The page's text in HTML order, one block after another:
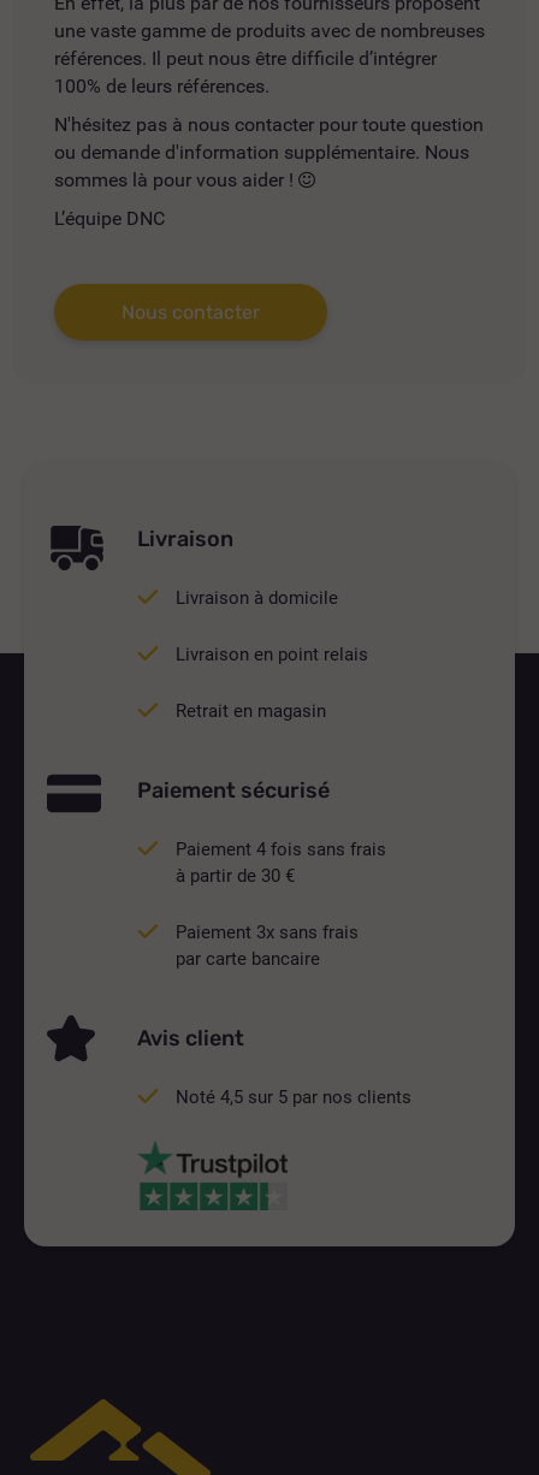
une vaste gamme de produits avec de nombreuses
références. Il peut nous être difficile d’intégrer
100% de leurs références.
N'hésitez pas à nous contacter pour toute question
ou demande d'information supplémentaire. Nous
sommes là pour vous aider !
L’équipe DNC
Nous contacter
Livraison
Livraison à domicile
Livraison en point relais
Retrait en magasin
Paiement sécurisé
Paiement 4 fois sans frais
à partir de 30 €
Paiement 3x sans frais
par carte bancaire
Avis client
Noté 4,5 sur 5 par nos clients